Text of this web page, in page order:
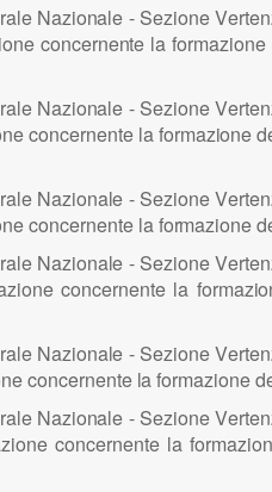
rale Nazionale - SezioneVerten
one concernente la formazione
rale Nazionale - SezioneVerten
ne concernente la formazione d
rale Nazionale - SezioneVerten
ne concernente la formazione d
rale Nazionale - SezioneVerten
ione concernente la formazio
rale Nazionale - SezioneVerten
ne concernente la formazione d
rale Nazionale - SezioneVerten
ione concernentela formazion